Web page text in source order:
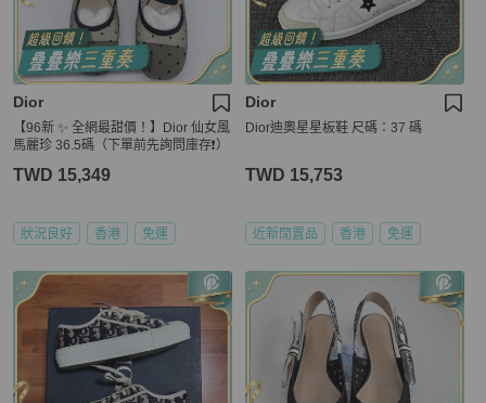
Dior
【96新 ✨ 全網最甜價！】Dior 仙女風
馬麗珍 36.5碼（下單前先詢問庫存❗️）
TWD 15,349
狀況良好 香港 免運
Dior
Dior迪奧星星板鞋 尺碼：37 碼
TWD 15,753
近新閒置品 香港 免運